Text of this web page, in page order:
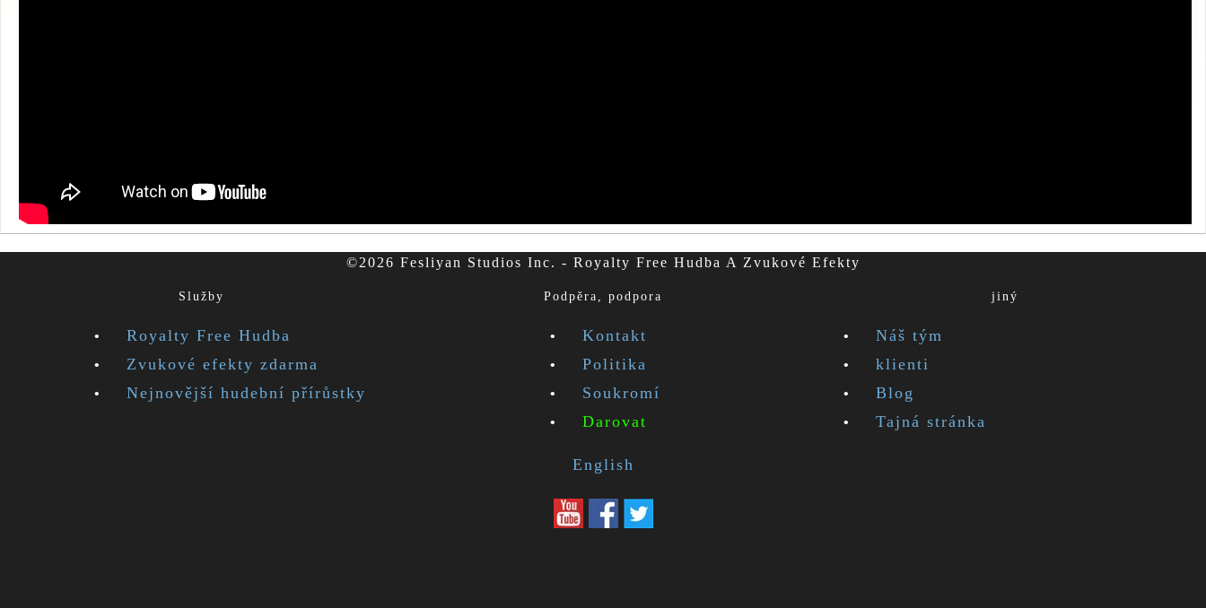
©2026 Fesliyan Studios Inc. - Royalty Free Hudba A Zvukové Efekty
Služby
Royalty Free Hudba
Zvukové efekty zdarma
Nejnovější hudební přírůstky
Podpěra, podpora
Kontakt
Politika
Soukromí
Darovat
jiný
Náš tým
klienti
Blog
Tajná stránka
English